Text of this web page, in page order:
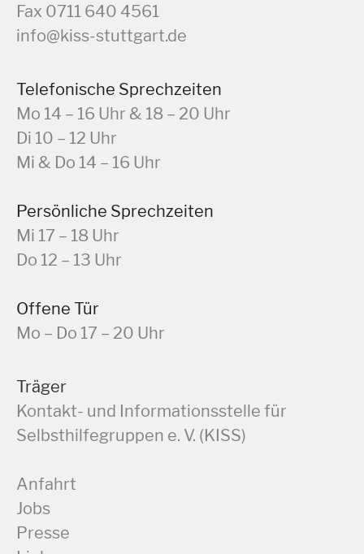
Fax 0711 640 4561
info@kiss-stuttgart.de
Telefonische Sprechzeiten
Mo 14 – 16 Uhr & 18 – 20 Uhr
Di 10 – 12 Uhr
Mi & Do 14 – 16 Uhr
Persönliche Sprechzeiten
Mi 17 – 18 Uhr
Do 12 – 13 Uhr
Offene Tür
Mo – Do 17 – 20 Uhr
Träger
Kontakt- und Informationsstelle für
Selbsthilfegruppen e. V. (KISS)
Anfahrt
Jobs
Presse